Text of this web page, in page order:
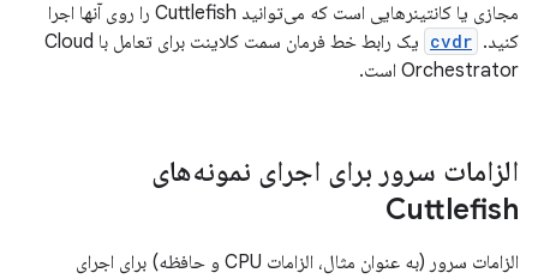
مجازی یا کانتینرهایی است که می‌توانید Cuttlefish را روی آنها اجرا
کنید. cvdr
یک رابط خط فرمان سمت کلاینت برای تعامل با Cloud
Orchestrator است.
الزامات سرور برای اجرای نمونه‌های
Cuttlefish
الزامات سرور (به عنوان مثال، الزامات CPU و حافظه) برای اجرای